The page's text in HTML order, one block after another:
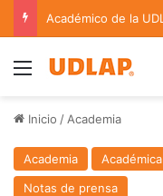
Menu
Inicio / Academia
Academia Académica
Notas de prensa